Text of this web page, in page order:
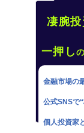
凄腕
一押しの
金融市場の
公式SNSで
個人投資家